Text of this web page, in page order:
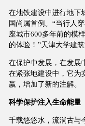
在地铁建设中进行地下
国尚属首例。“当行人
座城市600多年前的模
的体验！”天津大学建
在保护中发展，在发展
在紧张地建设中，它为
赢，增加了新的注解。
科学保护注入生命能量
千载悠悠水，流淌古与